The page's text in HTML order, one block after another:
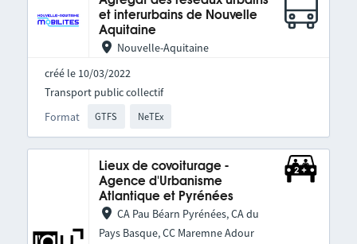
et interurbains de Nouvelle
Aquitaine
Nouvelle-Aquitaine
créé le 10/03/2022
Format GTFS NeTEx
Transport public collectif
Lieux de covoiturage -
Agence d'Urbanisme
Atlantique et Pyrénées
CA Pau Béarn Pyrénées, CA du
Pays Basque, CC Maremne Adour